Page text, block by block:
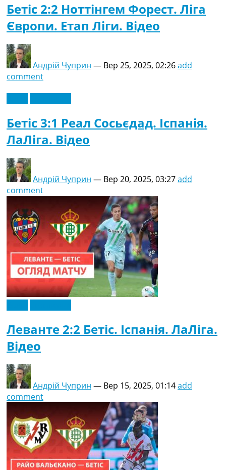
Бетіс 2:2 Ноттінгем Форест. Ліга
Європи. Етап Ліги. Відео
Андрій Чуприн — Вер 25, 2025, 02:26add
comment
Бетіс 3:1 Реал Сосьєдад. Іспанія.
ЛаЛіга. Відео
Андрій Чуприн — Вер 20, 2025, 03:27add
comment
Леванте 2:2 Бетіс. Іспанія. ЛаЛіга.
Відео
Андрій Чуприн — Вер 15, 2025, 01:14add
comment